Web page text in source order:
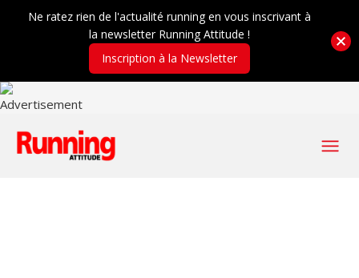
Ne ratez rien de l'actualité running en vous inscrivant à
la newsletter Running Attitude !
Inscription à la Newsletter